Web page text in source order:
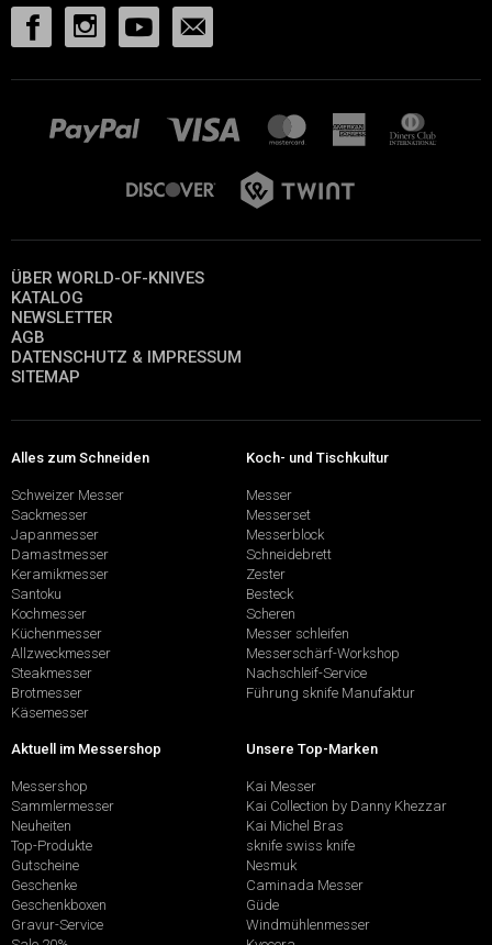
ÜBER WORLD-OF-KNIVES
KATALOG
NEWSLETTER
AGB
DATENSCHUTZ & IMPRESSUM
SITEMAP
Alles zum Schneiden
Schweizer Messer
Sackmesser
Japanmesser
Damastmesser
Keramikmesser
Santoku
Kochmesser
Küchenmesser
Allzweckmesser
Steakmesser
Brotmesser
Käsemesser
Koch- und Tischkultur
Messer
Messerset
Messerblock
Schneidebrett
Zester
Besteck
Scheren
Messer schleifen
Messerschärf-Workshop
Nachschleif-Service
Führung sknife Manufaktur
Aktuell im Messershop
Messershop
Sammlermesser
Neuheiten
Top-Produkte
Gutscheine
Geschenke
Geschenkboxen
Gravur-Service
Unsere Top-Marken
Kai Messer
Kai Collection by Danny Khezzar
Kai Michel Bras
sknife swiss knife
Nesmuk
Caminada Messer
Güde
Windmühlenmesser